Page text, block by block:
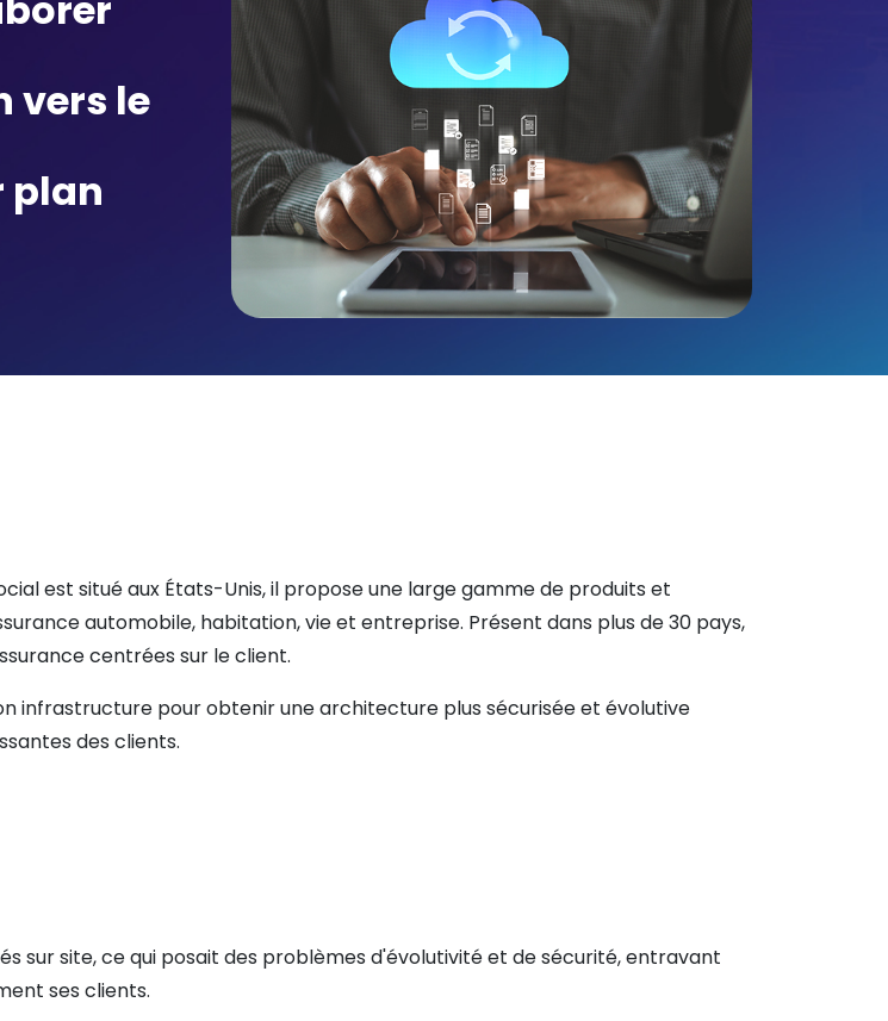
vers le
plan
est situé aux États-Unis, il propose une large gamme de produits et
automobile, habitation, vie et entreprise. Présent dans plus de 30 pays,
centrées sur le client.
infrastructure pour obtenir une architecture plus sécurisée et évolutive
des clients.
sur site, ce qui posait des problèmes d'évolutivité et de sécurité, entravant
ses clients.